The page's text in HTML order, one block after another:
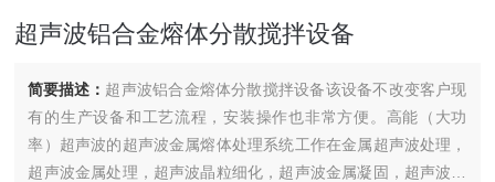
超声波铝合金熔体分散搅拌设备
简要描述： 超声波铝合金熔体分散搅拌设备该设备不改变客户现
有的生产设备和工艺流程，安装操作也非常方便。高能（大功
率）超声波的超声波金属熔体处理系统工作在金属超声波处理，
超声波金属处理，超声波晶粒细化，超声波金属凝固，超声波熔